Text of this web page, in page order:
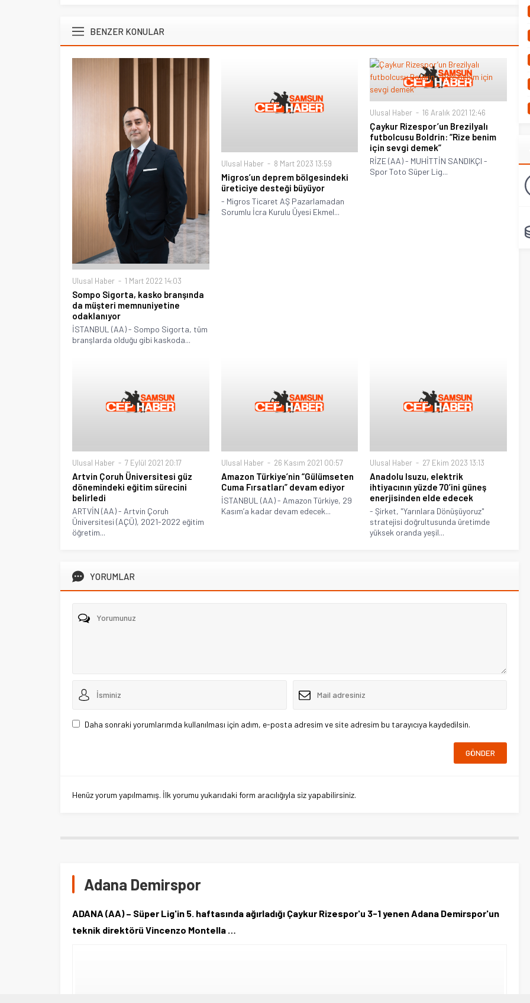
BENZER KONULAR
Ulusal Haber 1 Mart 2022 14:03
Sompo Sigorta, kasko branşında
da müşteri memnuniyetine
odaklanıyor
İSTANBUL (AA) - Sompo Sigorta, tüm
branşlarda olduğu gibi kaskoda...
Ulusal Haber 8 Mart 2023 13:59
Migros’un deprem bölgesindeki
üreticiye desteği büyüyor
- Migros Ticaret AŞ Pazarlamadan
Sorumlu İcra Kurulu Üyesi Ekmel...
Ulusal Haber 16 Aralık 2021 12:46
Çaykur Rizespor’un Brezilyalı
futbolcusu Boldrin: “Rize benim
için sevgi demek”
RİZE (AA) - MUHİTTİN SANDIKÇI -
Spor Toto Süper Lig...
Ulusal Haber 7 Eylül 2021 20:17
Artvin Çoruh Üniversitesi güz
dönemindeki eğitim sürecini
belirledi
ARTVİN (AA) - Artvin Çoruh
Üniversitesi (AÇÜ), 2021-2022 eğitim
öğretim...
Ulusal Haber 26 Kasım 2021 00:57
Amazon Türkiye’nin “Gülümseten
Cuma Fırsatları” devam ediyor
İSTANBUL (AA) - Amazon Türkiye, 29
Kasım’a kadar devam edecek...
Ulusal Haber 27 Ekim 2023 13:13
Anadolu Isuzu, elektrik
ihtiyacının yüzde 70’ini güneş
enerjisinden elde edecek
- Şirket, "Yarınlara Dönüşüyoruz"
stratejisi doğrultusunda üretimde
yüksek oranda yeşil...
YORUMLAR
Daha sonraki yorumlarımda kullanılması için adım, e-posta adresim ve site adresim bu tarayıcıya kaydedilsin.
Henüz yorum yapılmamış. İlk yorumu yukarıdaki form aracılığıyla siz yapabilirsiniz.
Adana Demirspor
ADANA (AA) – Süper Lig'in 5. haftasında ağırladığı Çaykur Rizespor'u 3-1 yenen Adana Demirspor'un
teknik direktörü Vincenzo Montella …